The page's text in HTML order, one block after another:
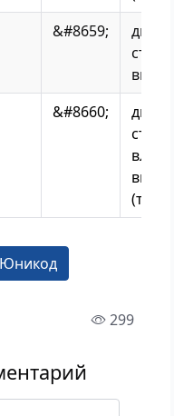
&#8659;
вниз
&#8660;
299